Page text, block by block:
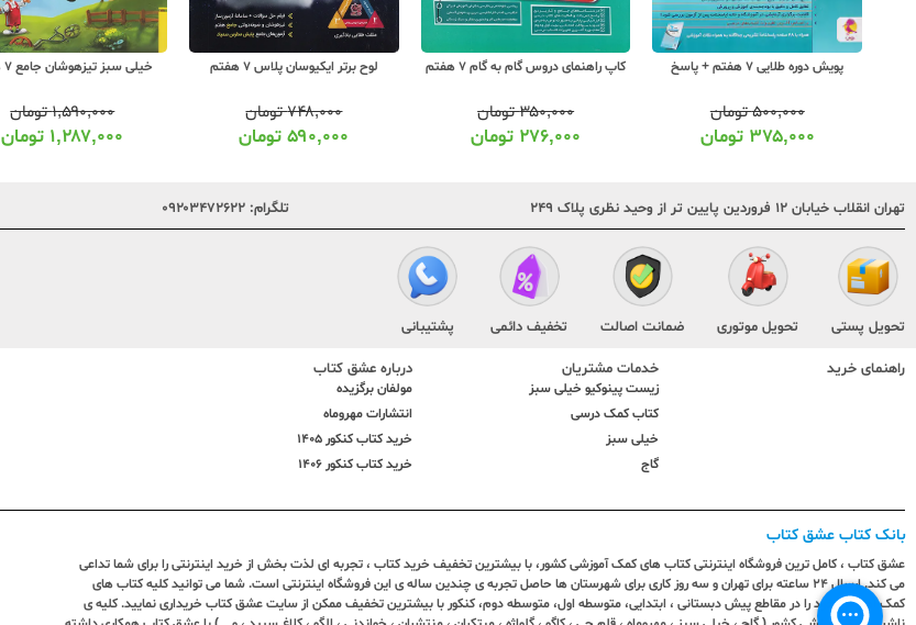
پویش دوره طلایی 7 هفتم + پاسخ
۵۰۰,۰۰۰تومان
۳۷۵,۰۰۰ تومان
کاپ راهنمای دروس گام به گام 7 هفتم
۳۵۰,۰۰۰تومان
۲۷۶,۰۰۰ تومان
لوح برتر ایکیوسان پلاس 7 هفتم
۷۴۸,۰۰۰تومان
۵۹۰,۰۰۰تومان
خیلی سبز تیزهوشان جامع 7 هفتم
۱,۵۹۰,۰۰۰تومان
۱,۲۸۷,۰۰۰ تومان
تهران انقلاب خیابان ۱۲ فروردین پایین تر از وحید نظری پلاک ۲۴۹ تلگرام: ۰۹۲۰۳۴۷۲۶۲۲
تحویل پستی تحویل موتوری ضمانت اصالت تخفیف دائمی پشتیبانی
راهنمای خرید خدمات مشتریان
زیست پینوکیو خیلی سبز
کتاب کمک درسی
خیلی سبز
گاج
درباره عشق کتاب
مولفان برگزیده
انتشارات مهروماه
خرید کتاب کنکور 1405
خرید کتاب کنکور 1406
بانک کتاب عشق کتاب
عشق کتاب ، کامل ترین فروشگاه اینترنتی کتاب های کمک آموزشی کشور، با بیشترین تخفیف خرید کتاب ، تجربه ای لذت بخش از خرید اینترنتی را برای شما تداعی
می کند. ارسال ٢٤ ساعته برای تهران و سه روز کاری برای شهرستان ها حاصل تجربه ی چندین ساله ی این فروشگاه اینترنتی است. شما می توانید کلیه کتاب های
کمک آموزشی خود را در مقاطع پیش دبستانی ، ابتدایی، متوسطه اول، متوسطه دوم، کنکور با بیشترین تخفیف ممکن از سایت عشق کتاب خریداری نمایید. کلیه ی